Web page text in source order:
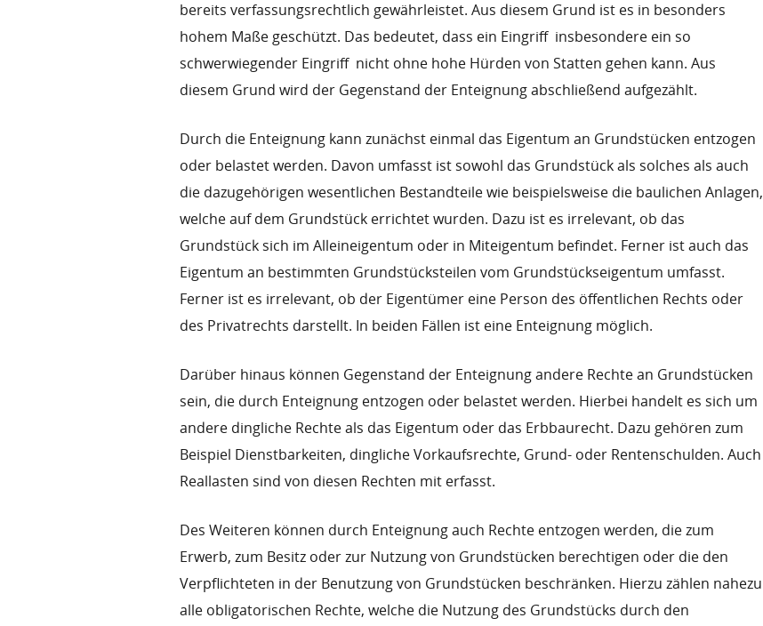
bereits verfassungsrechtlich gewährleistet. Aus diesem Grund ist es in besonders
hohem Maße geschützt. Das bedeutet, dass ein Eingriff  insbesondere ein so
schwerwiegender Eingriff  nicht ohne hohe Hürden von Statten gehen kann. Aus
diesem Grund wird der Gegenstand der Enteignung abschließend aufgezählt.
Durch die Enteignung kann zunächst einmal das Eigentum an Grundstücken entzogen
oder belastet werden. Davon umfasst ist sowohl das Grundstück als solches als auch
die dazugehörigen wesentlichen Bestandteile wie beispielsweise die baulichen Anlagen,
welche auf dem Grundstück errichtet wurden. Dazu ist es irrelevant, ob das
Grundstück sich im Alleineigentum oder in Miteigentum befindet. Ferner ist auch das
Eigentum an bestimmten Grundstücksteilen vom Grundstückseigentum umfasst.
Ferner ist es irrelevant, ob der Eigentümer eine Person des öffentlichen Rechts oder
des Privatrechts darstellt. In beiden Fällen ist eine Enteignung möglich.
Darüber hinaus können Gegenstand der Enteignung andere Rechte an Grundstücken
sein, die durch Enteignung entzogen oder belastet werden. Hierbei handelt es sich um
andere dingliche Rechte als das Eigentum oder das Erbbaurecht. Dazu gehören zum
Beispiel Dienstbarkeiten, dingliche Vorkaufsrechte, Grund- oder Rentenschulden. Auch
Reallasten sind von diesen Rechten mit erfasst.
Des Weiteren können durch Enteignung auch Rechte entzogen werden, die zum
Erwerb, zum Besitz oder zur Nutzung von Grundstücken berechtigen oder die den
Verpflichteten in der Benutzung von Grundstücken beschränken. Hierzu zählen nahezu
alle obligatorischen Rechte, welche die Nutzung des Grundstücks durch den